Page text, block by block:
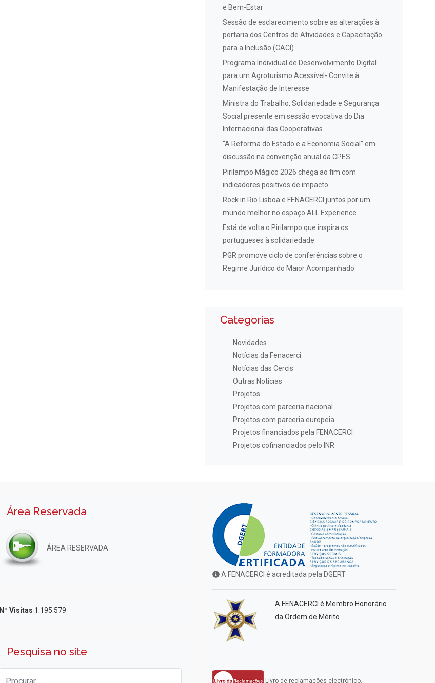
e Bem-Estar
Sessão de esclarecimento sobre as alterações à
portaria dos Centros de Atividades e Capacitação
para a Inclusão (CACI)
Programa Individual de Desenvolvimento Digital
para um Agroturismo Acessível- Convite à
Manifestação de Interesse
Ministra do Trabalho, Solidariedade e Segurança
Social presente em sessão evocativa do Dia
Internacional das Cooperativas
“A Reforma do Estado e a Economia Social” em
discussão na convenção anual da CPES
Pirilampo Mágico 2026 chega ao fim com
indicadores positivos de impacto
Rock in Rio Lisboa e FENACERCI juntos por um
mundo melhor no espaço ALL Experience
Está de volta o Pirilampo que inspira os
portugueses à solidariedade
PGR promove ciclo de conferências sobre o
Regime Jurídico do Maior Acompanhado
Categorias
Novidades
Notícias da Fenacerci
Notícias das Cercis
Outras Notícias
Projetos
Projetos com parceria nacional
Projetos com parceria europeia
Projetos financiados pela FENACERCI
Projetos cofinanciados pelo INR
Área Reservada
ÁREA RESERVADA
Nº Visitas 1.195.579
Pesquisa no site
A FENACERCI é acreditada pela DGERT
A FENACERCI é Membro Honorário
da Ordem de Mérito
Livro de reclamações electrónico.